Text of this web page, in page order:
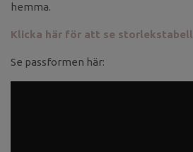
hemma.
Klicka här för att se storlekstabell
Se passformen här: